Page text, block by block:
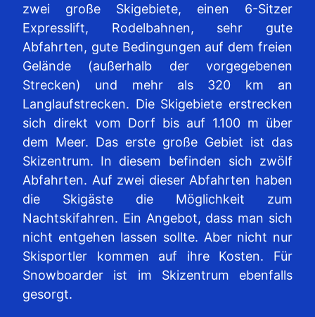
zwei große Skigebiete, einen 6-Sitzer
Expresslift, Rodelbahnen, sehr gute
Abfahrten, gute Bedingungen auf dem freien
Gelände (außerhalb der vorgegebenen
Strecken) und mehr als 320 km an
Langlaufstrecken. Die Skigebiete erstrecken
sich direkt vom Dorf bis auf 1.100 m über
dem Meer. Das erste große Gebiet ist das
Skizentrum. In diesem befinden sich zwölf
Abfahrten. Auf zwei dieser Abfahrten haben
die Skigäste die Möglichkeit zum
Nachtskifahren. Ein Angebot, dass man sich
nicht entgehen lassen sollte. Aber nicht nur
Skisportler kommen auf ihre Kosten. Für
Snowboarder ist im Skizentrum ebenfalls
gesorgt.